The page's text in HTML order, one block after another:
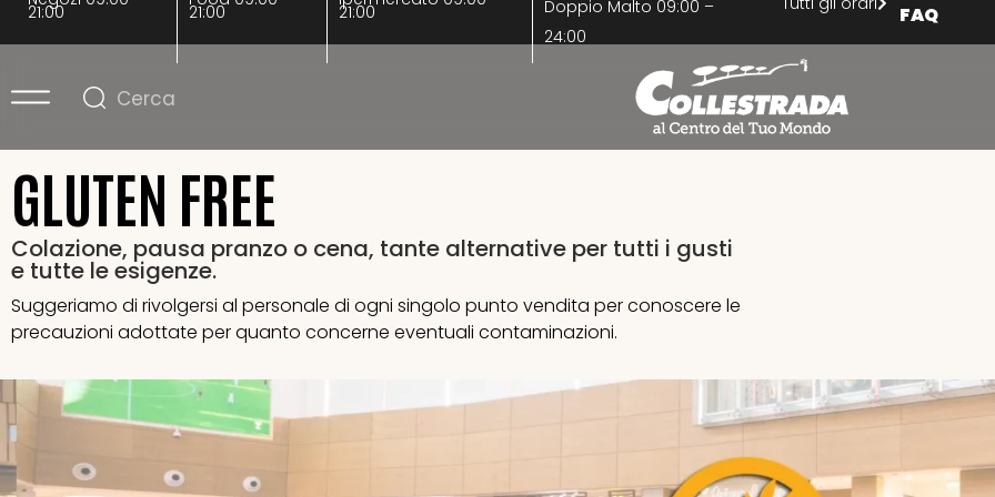
21:00 21:00 21:00
Doppio Malto 09:00 –
24:00
FAQ
GLUTEN FREE
Colazione, pausa pranzo o cena, tante alternative per tutti i gusti
e tutte le esigenze.
Suggeriamo di rivolgersi al personale di ogni singolo punto vendita per conoscere le
precauzioni adottate per quanto concerne eventuali contaminazioni.